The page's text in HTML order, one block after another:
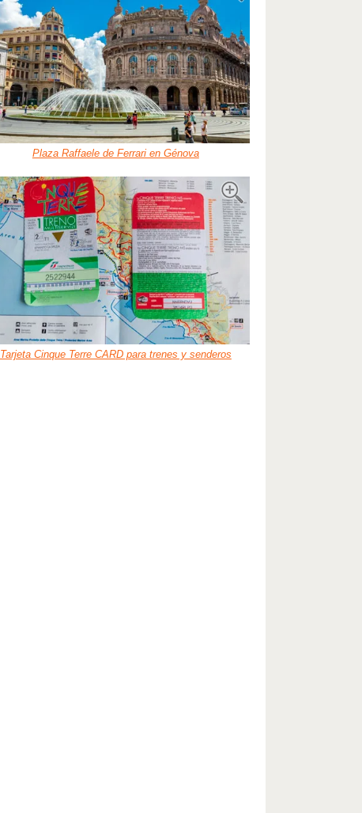
Plaza Raffaele de Ferrari en Génova
Tarjeta Cinque Terre CARD para trenes y senderos